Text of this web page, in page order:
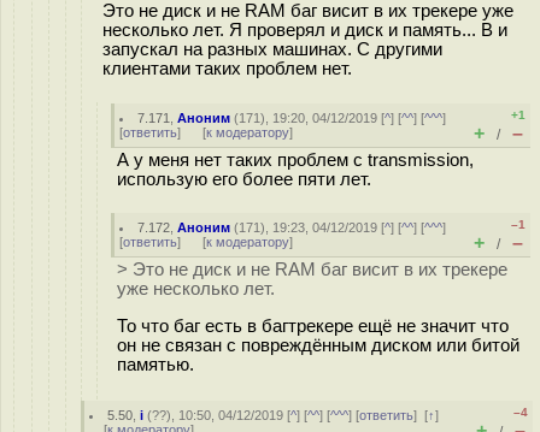
Это не диск и не RAM баг висит в их трекере уже
несколько лет. Я проверял и диск и память... B и
запускал на разных машинах. С другими
клиентами таких проблем нет.
7.171 ,Аноним (171), 19:20, 04/12/2019 [^] [^^] [^^^]
[ответить] [к модератору]
+1
+ / –
А у меня нет таких проблем с transmission,
использую его более пяти лет.
7.172 ,Аноним (171), 19:23, 04/12/2019 [^] [^^] [^^^]
[ответить] [к модератору]
–1
+ / –
> Это не диск и не RAM баг висит в их трекере
уже несколько лет.
То что баг есть в багтрекере ещё не значит что
он не связан с повреждённым диском или битой
памятью.
5.50 ,i (??), 10:50, 04/12/2019 [^] [^^] [^^^] [ответить][↑]
–4